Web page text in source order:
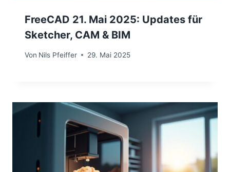
FreeCAD 21. Mai 2025: Updates für
Sketcher, CAM & BIM
Von Nils Pfeiffer 29. Mai 2025